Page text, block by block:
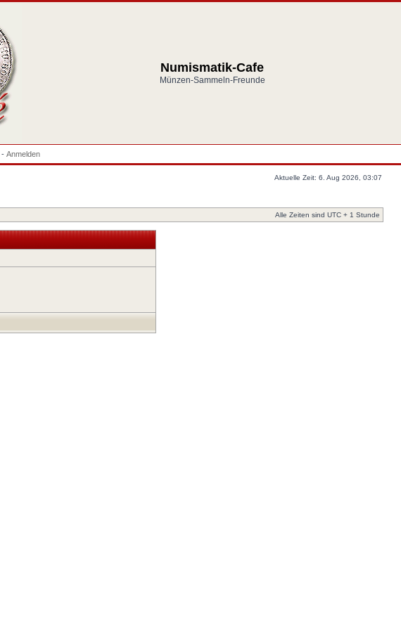
Numismatik-Cafe
Münzen-Sammeln-Freunde
- Anmelden
Aktuelle Zeit: 6. Aug 2026, 03:07
Alle Zeiten sind UTC + 1 Stunde